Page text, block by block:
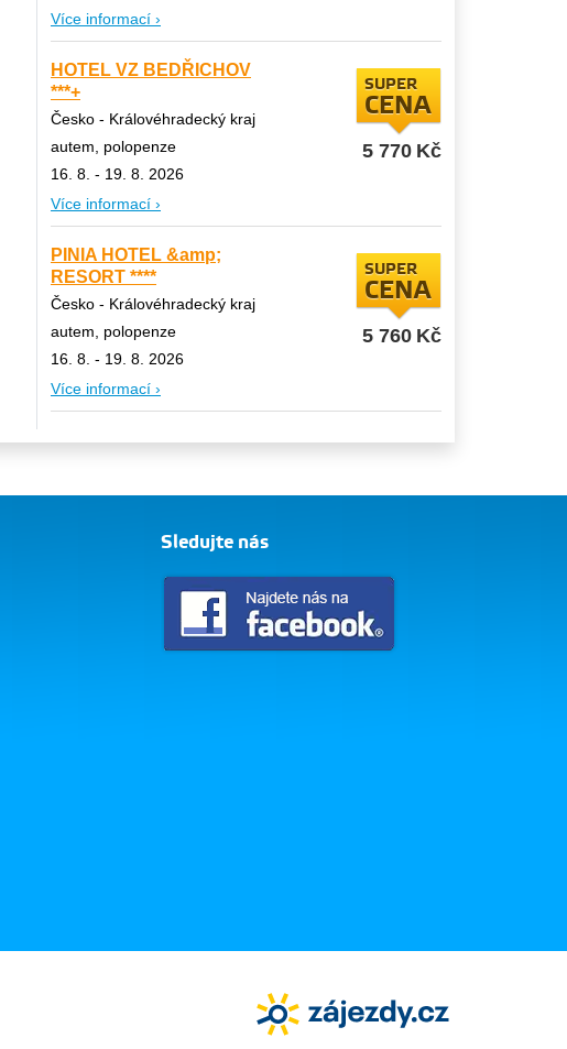
Více informací ›
HOTEL VZ BEDŘICHOV
***+
Česko - Královéhradecký kraj
autem, polopenze
16. 8. - 19. 8. 2026
Více informací ›
SUPER
CENA
5 770 Kč
PINIA HOTEL &amp;
RESORT ****
Česko - Královéhradecký kraj
autem, polopenze
16. 8. - 19. 8. 2026
Více informací ›
SUPER
CENA
5 760 Kč
Sledujte nás